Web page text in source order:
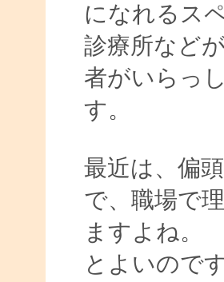
になれるス
診療所など
者がいらっ
す。
最近は、偏
で、職場で
ますよね。
とよいので